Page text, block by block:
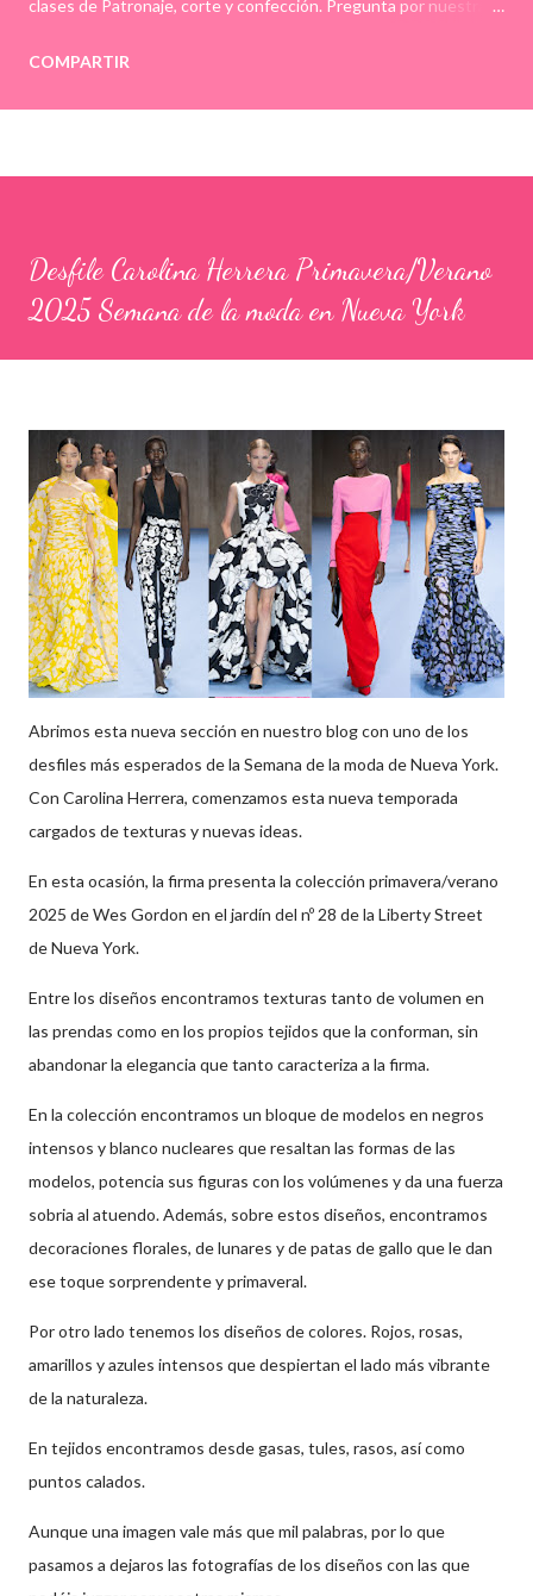
clases de Patronaje, corte y confección. Pregunta por nuestras
MD. ¡Te esperamos! . . . #sacoparacapazo #modabebé
#clasesdecostura #academiaatelier #corteyconfeccion
COMPARTIR
Desfile Carolina Herrera Primavera/Verano
2025 Semana de la moda en Nueva York
Abrimos esta nueva sección en nuestro blog con uno de los
desfiles más esperados de la Semana de la moda de Nueva York.
Con Carolina Herrera, comenzamos esta nueva temporada
cargados de texturas y nuevas ideas.
En esta ocasión, la firma presenta la colección primavera/verano
2025 de Wes Gordon en el jardín del nº 28 de la Liberty Street
de Nueva York.
Entre los diseños encontramos texturas tanto de volumen en
las prendas como en los propios tejidos que la conforman, sin
abandonar la elegancia que tanto caracteriza a la firma.
En la colección encontramos un bloque de modelos en negros
intensos y blanco nucleares que resaltan las formas de las
modelos, potencia sus figuras con los volúmenes y da una fuerza
sobria al atuendo. Además, sobre estos diseños, encontramos
decoraciones florales, de lunares y de patas de gallo que le dan
ese toque sorprendente y primaveral.
Por otro lado tenemos los diseños de colores. Rojos, rosas,
amarillos y azules intensos que despiertan el lado más vibrante
de la naturaleza.
En tejidos encontramos desde gasas, tules, rasos, así como
puntos calados.
Aunque una imagen vale más que mil palabras, por lo que
pasamos a dejaros las fotografías de los diseños con las que